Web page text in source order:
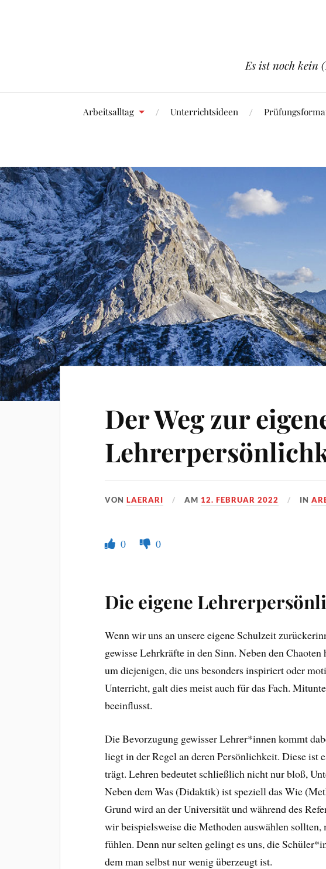
Es ist noch kein
Arbeitsalltag Unterrichtsideen
Der Weg zur
VONLAERARI AM 12. FEBRUAR 2022 IN
0 0
Die eigene
Wenn wir uns an unsere eigene Schulzeit
gewisse Lehrkräfte in den Sinn. Neben den Chaoten
um diejenigen, die uns besonders inspiriert oder
Unterricht, galt dies meist auch für das Fach.
beeinflusst.
Die Bevorzugung gewisser Lehrer*innen kommt
liegt in der Regel an deren Persönlichkeit. Diese ist
trägt. Lehren bedeutet schließlich nicht nur bloß,
Neben dem Was (Didaktik) ist speziell das Wie
Grund wird an der Universität und während des
wir beispielsweise die Methoden auswählen
fühlen. Denn nur selten gelingt es uns, die
dem man selbst nur wenig überzeugt ist.